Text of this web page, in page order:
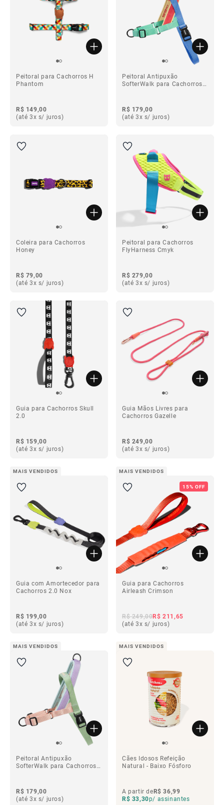
Peitoral para Cachorros H
Phantom
R$ 149,00
(até 3x s/ juros)
Peitoral Antipuxão
SofterWalk para Cachorros
R$ 179,00
(até 3x s/ juros)
Coleira para Cachorros
Honey
R$ 79,00
(até 3x s/ juros)
Peitoral para Cachorros
FlyHarness Cmyk
R$ 279,00
(até 3x s/ juros)
Guia para Cachorros Skull
2.0
R$ 159,00
(até 3x s/ juros)
Guia Mãos Livres para
Cachorros Gazelle
R$ 249,00
(até 3x s/ juros)
MAIS VENDIDOS
Guia com Amortecedor para
Cachorros 2.0 Nox
R$ 199,00
(até 3x s/ juros)
MAIS VENDIDOS
15% OFF
Guia para Cachorros
Airleash Crimson
R$ 249,00R$ 211,65
(até 3x s/ juros)
MAIS VENDIDOS
Peitoral Antipuxão
SofterWalk para Cachorros
R$ 179,00
(até 3x s/ juros)
MAIS VENDIDOS
Cães Idosos Refeição
Natural - Baixo Fósforo
A partir deR$ 36,99
R$ 33,30p/ assinantes